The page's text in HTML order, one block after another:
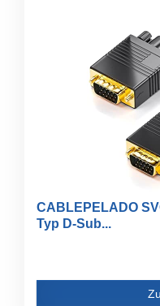
CABLEPELADO
Typ D-Sub...